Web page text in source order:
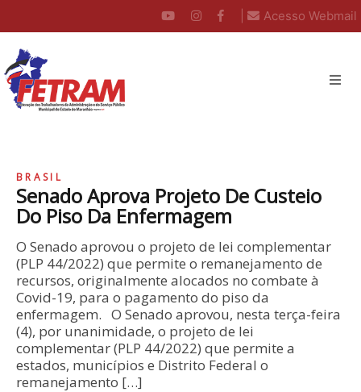
Acesso Webmail
BRASIL
Senado Aprova Projeto De Custeio
Do Piso Da Enfermagem
O Senado aprovou o projeto de lei complementar
(PLP 44/2022) que permite o remanejamento de
recursos, originalmente alocados no combate à
Covid-19, para o pagamento do piso da
enfermagem. O Senado aprovou, nesta terça-feira
(4), por unanimidade, o projeto de lei
complementar (PLP 44/2022) que permite a
estados, municípios e Distrito Federal o
remanejamento […]